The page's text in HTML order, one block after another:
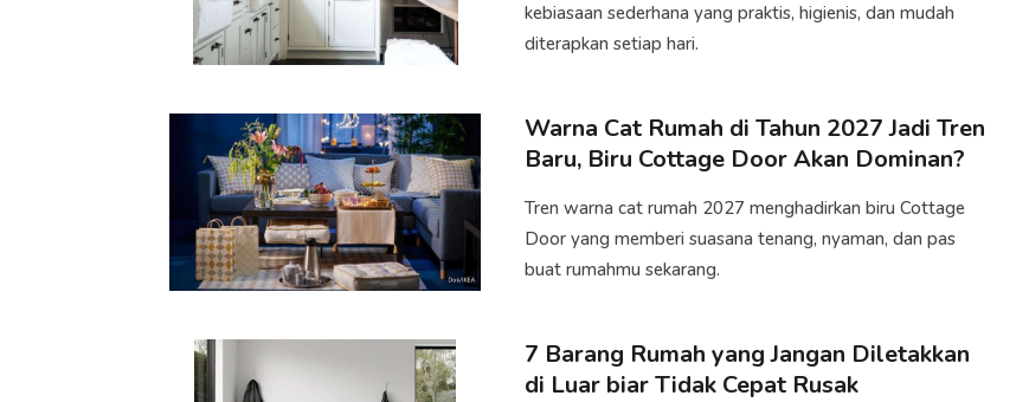
kebiasaan sederhana yang praktis, higienis, dan mudah
diterapkan setiap hari.
Warna Cat Rumah di Tahun 2027 Jadi Tren
Baru, Biru Cottage Door Akan Dominan?
Tren warna cat rumah 2027 menghadirkan biru Cottage
Door yang memberi suasana tenang, nyaman, dan pas
buat rumahmu sekarang.
7 Barang Rumah yang Jangan Diletakkan
di Luar biar Tidak Cepat Rusak